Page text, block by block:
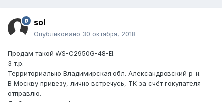
sol
Опубликовано 30 октября, 2018
Продам такой WS-C2950G-48-EI.
3 т.р.
Территориально Владимирская обл. Александровский р-н.
В Москву привезу, лично встречусь, ТК за счёт покупателя
отправлю.